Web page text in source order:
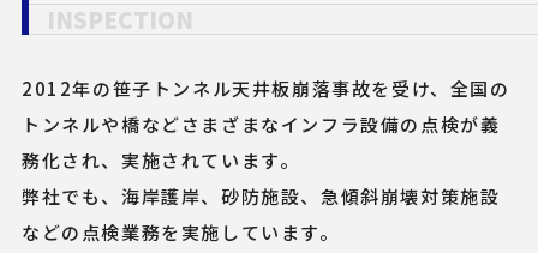
INSPECTION
2012年の笹子トンネル天井板崩落事故を受け、全国の
トンネルや橋などさまざまなインフラ設備の点検が義
務化され、実施されています。
弊社でも、海岸護岸、砂防施設、急傾斜崩壊対策施設
などの点検業務を実施しています。